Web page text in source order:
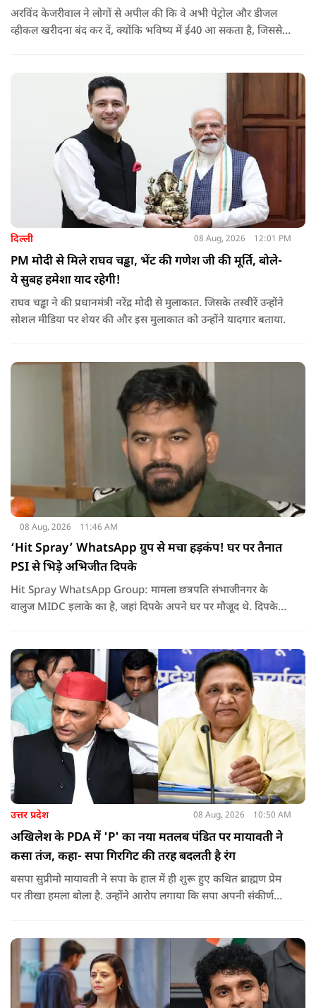
अरविंद केजरीवाल ने लोगों से अपील की कि वे अभी पेट्रोल और डीजल
व्हीकल खरीदना बंद कर दें, क्योंकि भविष्य में ई40 आ सकता है, जिससे
दिल्ली 08 Aug, 2026 12:01 PM
PM मोदी से मिले राघव चड्ढा, भेंट की गणेश जी की मूर्ति, बोले-
ये सुबह हमेशा याद रहेगी!
राघव चड्ढा ने की प्रधानमंत्री नरेंद्र मोदी से मुलाकात. जिसके तस्वीरें उन्होंने
सोशल मीडिया पर शेयर की और इस मुलाकात को उन्होंने यादगार बताया.
08 Aug, 2026 11:46 AM
‘Hit Spray’ WhatsApp ग्रुप से मचा हड़कंप! घर पर तैनात
PSI से भिड़े अभिजीत दिपके
Hit Spray WhatsApp Group: मामला छत्रपति संभाजीनगर के
वालुज MIDC इलाके का है, जहां दिपके अपने घर पर मौजूद थे. दिपके
को लेकर दिपके की पुलिस अधिकारी से तीखी बहस हो गई.
उत्तर प्रदेश 08 Aug, 2026 10:50 AM
अखिलेश के PDA में 'P' का नया मतलब पंडित पर मायावती ने
कसा तंज, कहा- सपा गिरगिट की तरह बदलती है रंग
बसपा सुप्रीमो मायावती ने सपा के हाल में ही शुरू हुए कथित ब्राह्मण प्रेम
पर तीखा हमला बोला है. उन्होंने आरोप लगाया कि सपा अपनी संकीर्ण